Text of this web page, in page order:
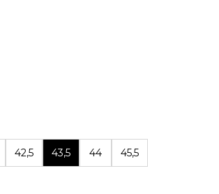
42,5 43,5 44 45,5